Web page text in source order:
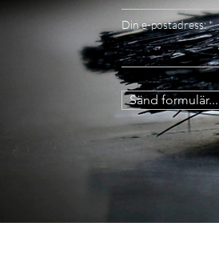
Din e-postadress:
Sänd formulär...